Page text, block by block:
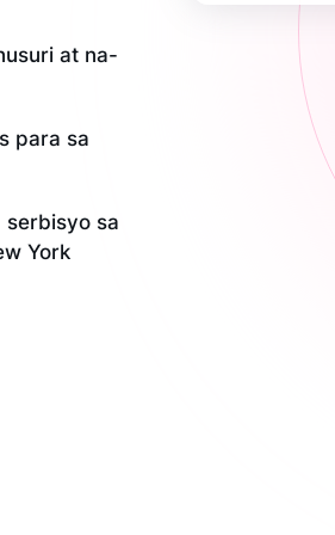
at na-
para sa
serbisyo sa
York